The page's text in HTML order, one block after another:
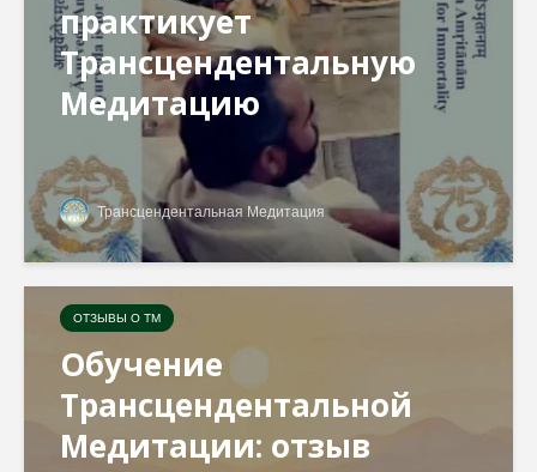
практикует
Трансцендентальную
Медитацию
Трансцендентальная Медитация
ОТЗЫВЫ О ТМ
Обучение
Трансцендентальной
Медитации: отзыв